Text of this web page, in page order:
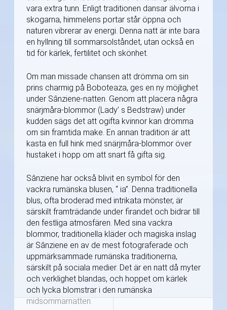
vara extra tunn. Enligt traditionen dansar älvorna i
skogarna, himmelens portar står öppna och
naturen vibrerar av energi. Denna natt är inte bara
en hyllning till sommarsolståndet, utan också en
tid för kärlek, fertilitet och skönhet.
Om man missade chansen att drömma om sin
prins charmig på Boboteaza, ges en ny möjlighet
under Sânziene-natten. Genom att placera några
snärjmåra-blommor (Lady’ s Bedstraw) under
kudden sägs det att ogifta kvinnor kan drömma
om sin framtida make. En annan tradition är att
kasta en full hink med snärjmåra-blommor över
hustaket i hopp om att snart få gifta sig.
Sânziene har också blivit en symbol för den
vackra rumänska blusen, “ ia”. Denna traditionella
blus, ofta broderad med intrikata mönster, är
särskilt framträdande under firandet och bidrar till
den festliga atmosfären. Med sina vackra
blommor, traditionella kläder och magiska inslag
är Sânziene en av de mest fotograferade och
uppmärksammade rumänska traditionerna,
särskilt på sociala medier. Det är en natt då myter
och verklighet blandas, och hoppet om kärlek
och lycka blomstrar i den rumänska
midsommarnatten.